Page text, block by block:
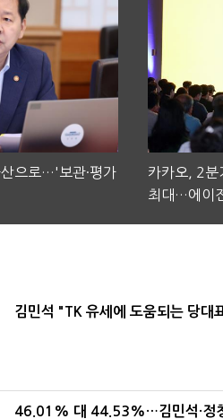
으로…'보관·평가
카카오, 2분
최대…에이
김민석 "TK 유세에 도움되는 당
46.01% 대 44.53%…김민석·정